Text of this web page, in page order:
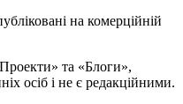
на комерційній
та «Блоги»,
осіб і не є редакційними.